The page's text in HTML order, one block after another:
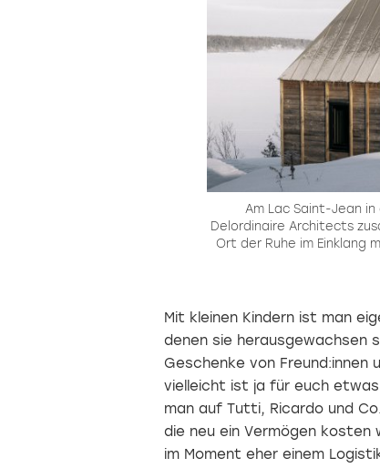
Am Lac Saint-Jean
Delordinaire Architects
Ort der Ruhe im Einklang
Mit kleinen Kindern ist man
denen sie herausgewachsen
Geschenke von Freund:innen
vielleicht ist ja für euch
man auf Tutti, Ricardo und
die neu ein Vermögen kosten
im Moment eher einem